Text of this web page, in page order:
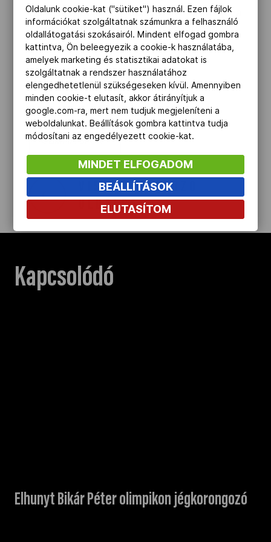
Suhr később megpróbálkozott Iszinbajeva
szabadtéri, 5,06 méteres rekordjának
megdöntésével is, de nem járt sikerrel.
(Forrás: MTI)
OLIMPIAI SPORT
VISSZA AZ ELŐZŐ
OLDALRA
Kapcsolódó
Elhunyt Bikár Péter olimpikon jégkorongozó
Oldalunk cookie-kat ("sütiket") használ. Ezen fájlok
információkat szolgáltatnak számunkra a felhasználó
oldallátogatási szokásairól. Mindent elfogad gombra
kattintva, Ön beleegyezik a cookie-k használatába,
amelyek marketing és statisztikai adatokat is
szolgáltatnak a rendszer használatához
elengedhetetlenül szükségeseken kívül. Amennyiben
minden cookie-t elutasít, akkor átirányítjuk a
google.com-ra, mert nem tudjuk megjeleníteni a
weboldalunkat. Beállítások gombra kattintva tudja
módosítani az engedélyezett cookie-kat.
MINDET ELFOGADOM
BEÁLLÍTÁSOK
ELUTASÍTOM